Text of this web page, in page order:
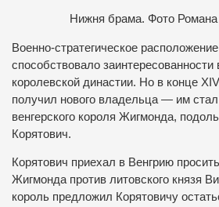
Нижня брама. Фото
Военно-стратегическое
способствовало заинтересованности
королевской династии. Но в конце
получил нового владельца — им стал
венгерского короля Жигмонда,
Корятович.
Корятович приехал в Венгрию
Жигмонда против литовского князя
король предложил Корятовичу